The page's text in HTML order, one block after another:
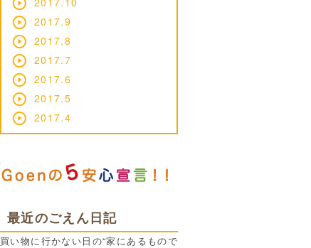
2017.9
2017.8
2017.7
2017.6
2017.5
2017.4
最近のごえん日記
買い物に行かない日の“家にあるもので